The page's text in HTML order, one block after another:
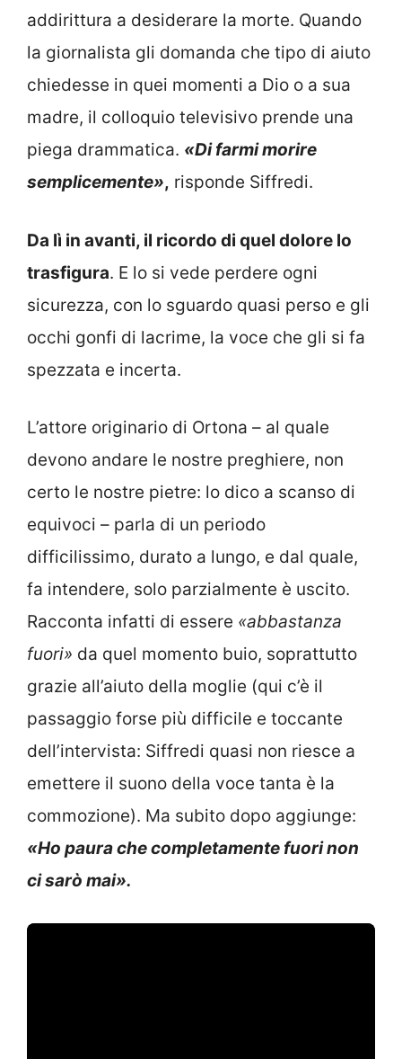
addirittura a desiderare la morte. Quando
la giornalista gli domanda che tipo di aiuto
chiedesse in quei momenti a Dio o a sua
madre, il colloquio televisivo prende una
piega drammatica. «Di farmi morire
semplicemente», risponde Siffredi.
Da lì in avanti, il ricordo di quel dolore lo
trasfigura. E lo si vede perdere ogni
sicurezza, con lo sguardo quasi perso e gli
occhi gonfi di lacrime, la voce che gli si fa
spezzata e incerta.
L’attore originario di Ortona – al quale
devono andare le nostre preghiere, non
certo le nostre pietre: lo dico a scanso di
equivoci – parla di un periodo
difficilissimo, durato a lungo, e dal quale,
fa intendere, solo parzialmente è uscito.
Racconta infatti di essere «abbastanza
fuori» da quel momento buio, soprattutto
grazie all’aiuto della moglie (qui c’è il
passaggio forse più difficile e toccante
dell’intervista: Siffredi quasi non riesce a
emettere il suono della voce tanta è la
commozione). Ma subito dopo aggiunge:
«Ho paura che completamente fuori non
ci sarò mai».